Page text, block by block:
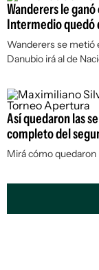
Wanderers le
Intermedio
Wanderers se metió
Danubio irá al de
Así quedaron las
completo del
Mirá cómo